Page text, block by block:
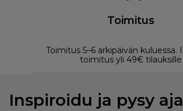
Toimitus
Toimitus 5–6 arkipäivän kuluessa.
toimitus yli 49€ tilauksille
Inspiroidu ja pysy